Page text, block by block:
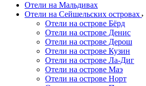
Отели на Мальдивах
Отели на Сейшельских островах
Отели на острове Бёрд
Отели на острове Денис
Отели на острове Дерош
Отели на острове Кузин
Отели на острове Ла-Диг
Отели на острове Маэ
Отели на острове Норт